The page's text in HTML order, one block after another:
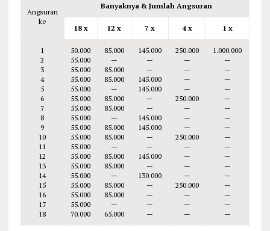
Angsuran
ke
Banyaknya & Jumlah Angsuran
18 x 12 x 7 x 4 x 1 x
1
2
3
4
5
6
7
8
9
10
11
12
13
14
15
16
17
18
50.000
55.000
55.000
55.000
55.000
55.000
55.000
55.000
55.000
55.000
55.000
55.000
55.000
55.000
55.000
55.000
55.000
70.000
85.000
—
85.000
85.000
—
85.000
85.000
—
85.000
85.000
—
85.000
85.000
—
85.000
85.000
—
65.000
145.000
—
—
145.000
145.000
—
—
145.000
145.000
—
—
145.000
—
130.000
—
—
—
—
250.000
—
—
—
—
250.000
—
—
—
250.000
—
—
—
—
250.000
—
—
—
1.000.000
—
—
—
—
—
—
—
—
—
—
—
—
—
—
—
—
—